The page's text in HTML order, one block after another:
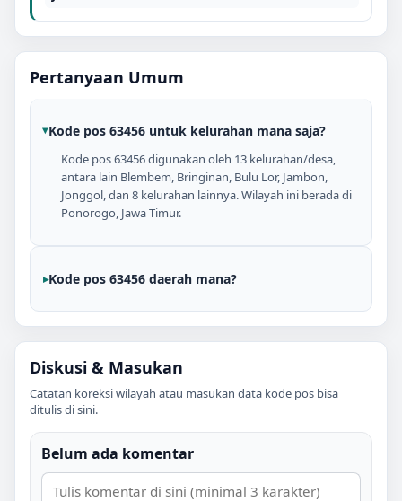
Pertanyaan Umum
Kode pos 63456 untuk kelurahan mana saja?
Kode pos 63456 digunakan oleh 13 kelurahan/desa,
antara lain Blembem, Bringinan, Bulu Lor, Jambon,
Jonggol, dan 8 kelurahan lainnya. Wilayah ini berada di
Ponorogo, Jawa Timur.
Kode pos 63456 daerah mana?
Diskusi & Masukan
Catatan koreksi wilayah atau masukan data kode pos bisa
ditulis di sini.
Belum ada komentar